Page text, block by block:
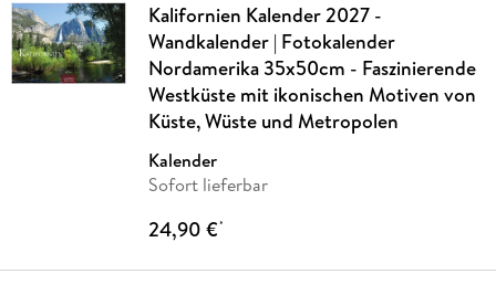
Kalifornien Kalender 2027 -
Wandkalender | Fotokalender
Nordamerika 35x50cm - Faszinierende
Westküste mit ikonischen Motiven von
Küste, Wüste und Metropolen
Kalender
Sofort lieferbar
24,90 €*